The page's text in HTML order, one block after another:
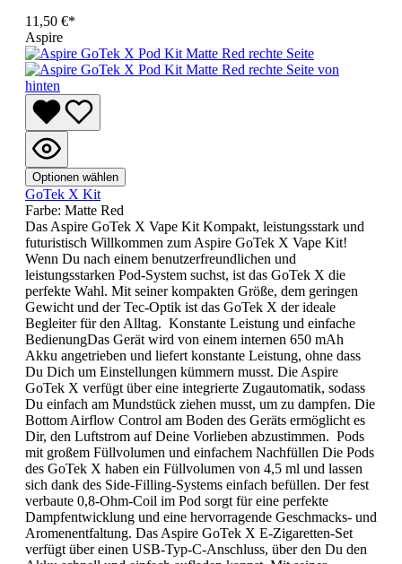
11,50 €*
Aspire
Optionen wählen
GoTek X Kit
Farbe: Matte Red
Das Aspire GoTek X Vape Kit Kompakt, leistungsstark und
futuristisch Willkommen zum Aspire GoTek X Vape Kit!
Wenn Du nach einem benutzerfreundlichen und
leistungsstarken Pod-System suchst, ist das GoTek X die
perfekte Wahl. Mit seiner kompakten Größe, dem geringen
Gewicht und der Tec-Optik ist das GoTek X der ideale
Begleiter für den Alltag. Konstante Leistung und einfache
BedienungDas Gerät wird von einem internen 650 mAh
Akku angetrieben und liefert konstante Leistung, ohne dass
Du Dich um Einstellungen kümmern musst. Die Aspire
GoTek X verfügt über eine integrierte Zugautomatik, sodass
Du einfach am Mundstück ziehen musst, um zu dampfen. Die
Bottom Airflow Control am Boden des Geräts ermöglicht es
Dir, den Luftstrom auf Deine Vorlieben abzustimmen. Pods
mit großem Füllvolumen und einfachem Nachfüllen Die Pods
des GoTek X haben ein Füllvolumen von 4,5 ml und lassen
sich dank des Side-Filling-Systems einfach befüllen. Der fest
verbaute 0,8-Ohm-Coil im Pod sorgt für eine perfekte
Dampfentwicklung und eine hervorragende Geschmacks- und
Aromenentfaltung. Das Aspire GoTek X E-Zigaretten-Set
verfügt über einen USB-Typ-C-Anschluss, über den Du den